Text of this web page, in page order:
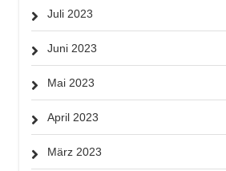
Juli 2023
Juni 2023
Mai 2023
April 2023
März 2023